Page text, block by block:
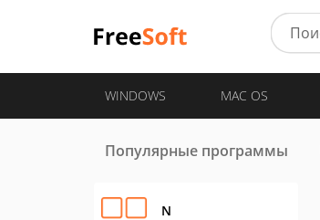
WINDOWS MAC OS
Популярные программы
N